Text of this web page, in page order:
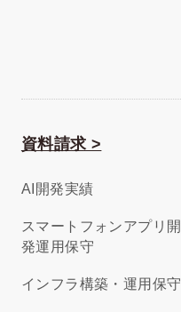
資料請求 >
AI開発実績
スマートフォンアプリ開
発運用保守
インフラ構築・運用保守